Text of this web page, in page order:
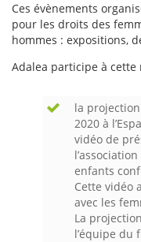
Ces évènements
pour les droits des
hommes : expositions,
Adalea participe à cette
la
2020 à
vidéo de
enfants
Cette vidéo
avec les
La
l’équipe du